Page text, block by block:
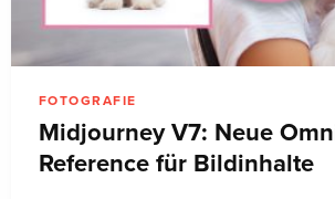
FOTOGRAFIE
Midjourney V7: Neue
Reference für Bildinhalte